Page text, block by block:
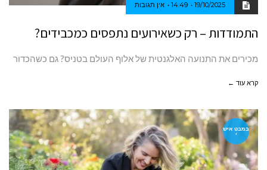
19/10/2025
14:49 אין תגובות
התמודדות – רק כשאירועים נתפסים כמכבידים?
מכירים את התנועה האלגנטית של אלוף העולם בטניס? גם כשהכדור
קרא עוד ←
במבט איש
י